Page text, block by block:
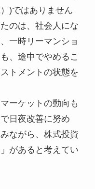
)ではありません
のは、社会人にな
一時リーマンショ
、途中でやめるこ
トメントの状態を
ーケットの動向も
日夜改善に努め
ながら、株式投資
があると考えてい